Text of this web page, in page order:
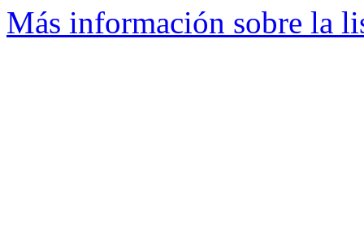
Más información sobre la